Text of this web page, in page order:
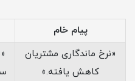
پیام خام
«نرخ ماندگاری مشتریان
کاهش یافته.»